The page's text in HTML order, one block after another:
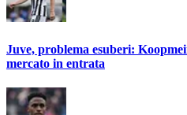
Juve, problema esuberi:
mercato in entrata